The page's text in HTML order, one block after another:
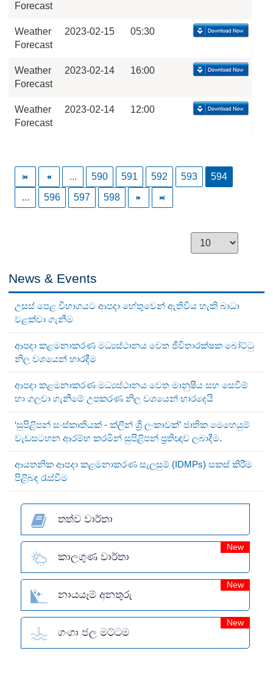
Forecast
Weather
Forecast
2023-02-15 05:30
Weather
Forecast
2023-02-14 16:00
Weather
Forecast
2023-02-14 12:00
... 590 591 592 593
594
...
596 597 598
News & Events
උසස් පෙළ විභාගයට ආපදා හේතුවෙන් ඇතිවිය හැකි බාධා
වළක්වා ගැනීම
ආපදා කළමනාකරණ මධ්‍යස්ථානය වෙත ජීවිතාරක්ෂක බෝට්ටු
නිල වශයෙන් භාරදීම
ආපදා කළමනාකරණ මධ්‍යස්ථානය වෙත මානුෂීය සහ සෙවීම්
හා ගලවා ගැනීමේ උපකරණ නිල වශයෙන් භාරදෙයි
‘සුපිළිපන් සංස්කෘතියක් - ක්ලීන් ශ්‍රී ලංකාවක්’ ජාතික මෙහෙයුම්
වැඩසටහන ආරම්භ කරමින් සුපිළිපන් ප්‍රතිඥාව ලබාදීම.
ආයතනික ආපදා කළමනාකරණ සැලසුම් (IDMPs) සකස් කිරීම
පිළිබඳ රැස්වීම
තත්ව වාර්තා
කාලගුණ වාර්තා
New
නායයෑම් අනතුරු
New
ගංගා ජල මට්ටම
New